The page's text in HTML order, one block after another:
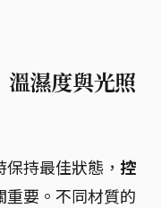
溫濕度與光照
持最佳狀態， 控
重要。不同材質的